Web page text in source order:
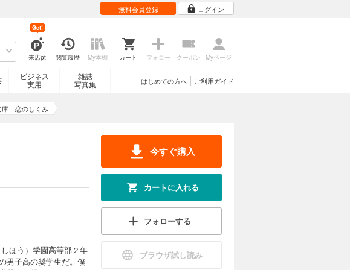
無料会員登録 ログイン
来店pt
Get!
閲覧履歴 My本棚 カート フォロー クーポン Myページ
ビジネス
実用
雑誌
写真集
ご利用ガイド
はじめての方へ
庫 恋のしくみ
ほう）学園高等部２年
男子高の奨学生だ。僕
今すぐ購入
カートに入れる
フォローする
ブラウザ試し読み